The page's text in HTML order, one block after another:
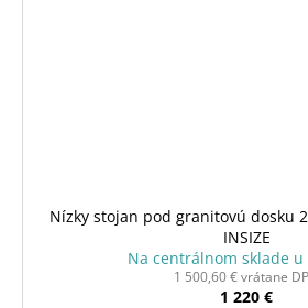
Nízky stojan pod granitovú dosku
INSIZE
Na centrálnom sklade u
1 500,60 € vrátane
1 220 €